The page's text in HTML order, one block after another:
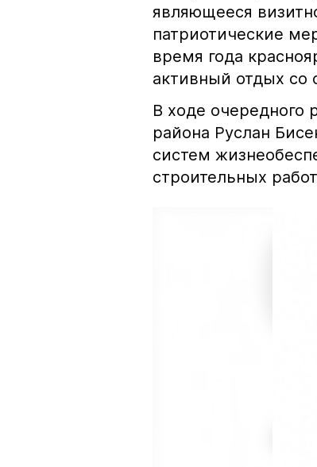
являющееся
патриотические
время года
активный отдых со
В ходе очередного
района Руслан
систем
строительных